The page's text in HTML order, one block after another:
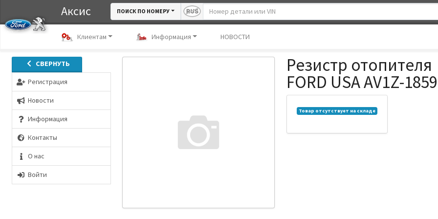
Аксис ПОИСК ПО НОМЕРУ
Клиентам Информация НОВОСТИ
СВЕРНУТЬ
Регистрация
Новости
Информация
Контакты
О нас
Войти
Резистр отопителя
FORD USA AV1Z-
Товар отсутствует на складе